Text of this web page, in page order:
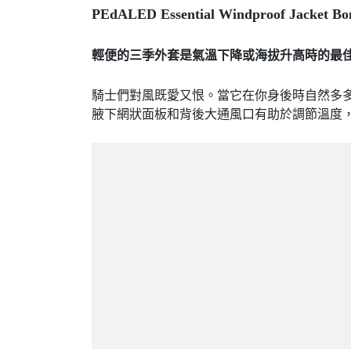
PEdALED Essential Windproof Jacket
輕便的三季外套是氣溫下降或海拔升高時的最
騎士們對風既愛又恨。當它在你身後時自然多
腋下網狀面板和背後大通風口有助於調節溫度